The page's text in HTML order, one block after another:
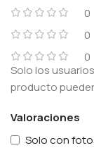
0
0
0
Valoraciones
Solo con
Solo los
producto